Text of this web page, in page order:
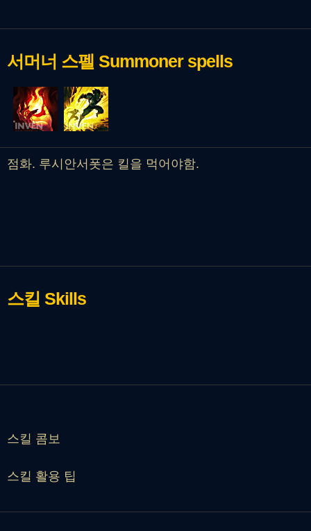
서머너 스펠 Summoner spells
점화. 루시안서폿은 킬을 먹어야함.
스킬 Skills
스킬 콤보
스킬 활용 팁